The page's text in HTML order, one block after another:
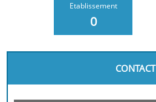
Etablissement
0
CONTACT